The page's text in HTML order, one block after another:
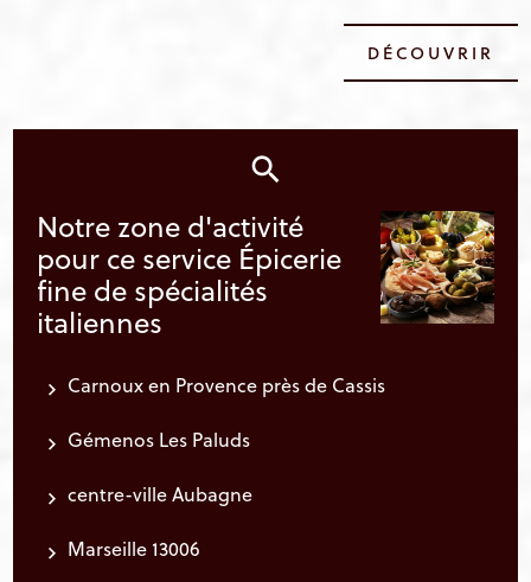
DÉCOUVRIR
Notre zone d'activité
pour ce service Épicerie
fine de spécialités
italiennes
Carnoux en Provence près de Cassis
Gémenos Les Paluds
centre-ville Aubagne
Marseille 13006